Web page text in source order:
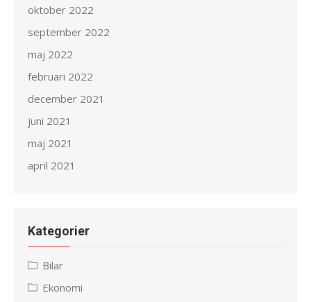
oktober 2022
september 2022
maj 2022
februari 2022
december 2021
juni 2021
maj 2021
april 2021
Kategorier
Bilar
Ekonomi